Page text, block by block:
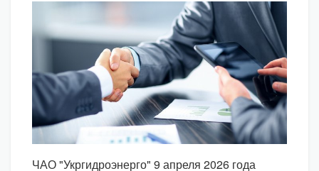
ЧАО "Укргидроэнерго" 9 апреля 2026 года